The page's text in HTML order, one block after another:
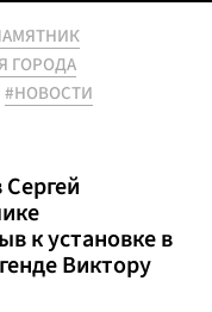
ГОРОДА
#НОВОСТИ
к установке в
Виктору